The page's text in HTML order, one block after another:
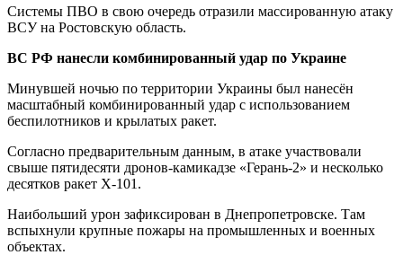
Системы ПВО в свою очередь отразили массированную атаку
ВСУ на Ростовскую область.
ВС РФ нанесли комбинированный удар по Украине
Минувшей ночью по территории Украины был нанесён
масштабный комбинированный удар с использованием
беспилотников и крылатых ракет.
Согласно предварительным данным, в атаке участвовали
свыше пятидесяти дронов-камикадзе «Герань-2» и несколько
десятков ракет Х-101.
Наибольший урон зафиксирован в Днепропетровске. Там
вспыхнули крупные пожары на промышленных и военных
объектах.